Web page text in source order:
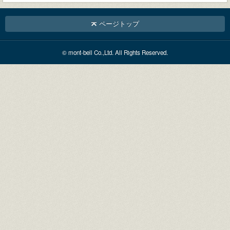
ページトップ
© mont-bell Co.,Ltd. All Rights Reserved.